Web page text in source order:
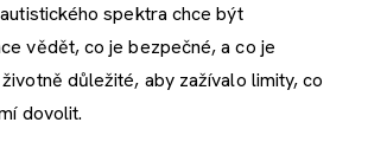
spektra chce být
vědět, co je bezpečné, a co je
důležité, aby zažívalo limity, co
dovolit.